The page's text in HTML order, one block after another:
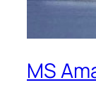
MS